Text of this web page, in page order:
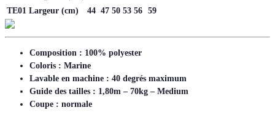
TE01 Largeur (cm)
44 47 50 53 56 59
Composition : 100% polyester
Coloris : Marine
Lavable en machine : 40 degrés maximum
Guide des tailles : 1,80m – 70kg – Medium
Coupe : normale